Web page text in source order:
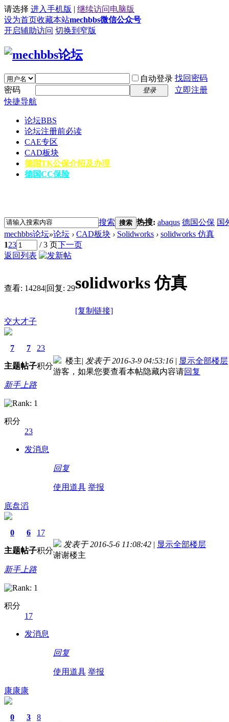
请选择 进入手机版 | 继续访问电脑版
设为首页收藏本站mechbbs微信公众号
开启辅助访问 切换到窄版
自动登录 找回密码
密码
登录
立即注册
快捷导航
论坛BBS
论坛注册前必读
CAE专区
CAD板块
德国TK公保介绍及办理
德国CC保险
搜索 搜索 热搜: abaqus 德国公保 国
mechbbs论坛»论坛 › CAD板块 › Solidworks › solidworks 仿真
123 / 3 页下一页
返回列表
查看: 14284|回复: 29solidworks 仿真
[复制链接]
交大才子
7
主题
7
帖子
23
积分
新手上路
积分
23
发消息
楼主| 发表于 2016-3-9 04:53:16 | 显示全部楼层
游客，如果您要查看本帖隐藏内容请回复
回复
使用道具 举报
底盘滔
0
主题
6
帖子
17
积分
新手上路
积分
17
发消息
发表于 2016-5-6 11:08:42 | 显示全部楼层
谢谢楼主
回复
使用道具 举报
康康康
0 3 8